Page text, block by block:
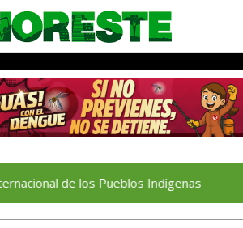
de los Pueblos Indígenas